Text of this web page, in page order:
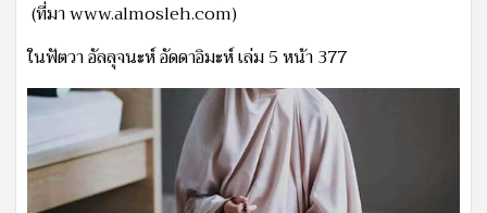
(ที่มา www.almosleh.com)
ในฟัตวา อัลลุจนะห์ อัดดาอิมะห์ เล่ม 5 หน้า 377